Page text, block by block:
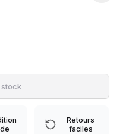
stock
Retours
faciles